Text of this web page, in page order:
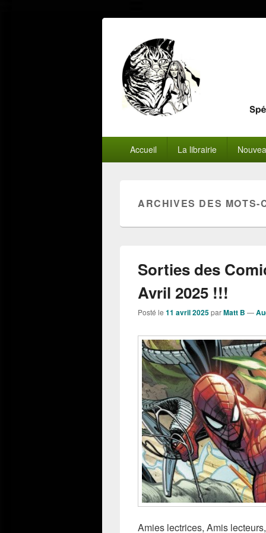
principalAccueil La librairie
ARCHIVES DES
Sorties des
Avril 2025 !!!
Posté le 11 avril 2025parMatt B —
Amies lectrices, Amis